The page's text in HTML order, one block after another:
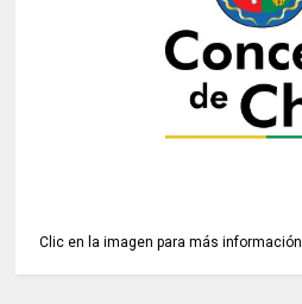
Clic en la imagen para más información